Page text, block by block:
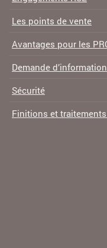
Les points de vente
Avantages pour les
Demande
Sécurité
Finitions et